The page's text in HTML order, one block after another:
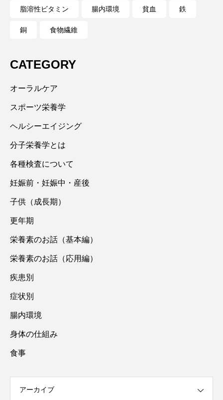
脂溶性ビタミン 腸内環境 貧血 鉄
銅 食物繊維
CATEGORY
オーラルケア
スポーツ栄養学
ヘルシーエイジング
分子栄養学とは
各種検査について
妊娠前・妊娠中・産後
子供（成長期）
更年期
栄養素のお話（基本編）
栄養素のお話（応用編）
疾患別
症状別
腸内環境
身体の仕組み
食事
アーカイブ